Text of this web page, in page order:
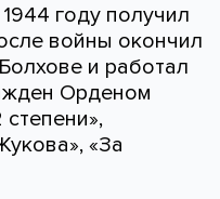
году получил
войны окончил
и работал
Орденом
«За